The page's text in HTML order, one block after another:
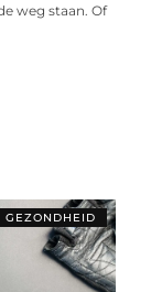
weg staan. Of
GEZONDHEID